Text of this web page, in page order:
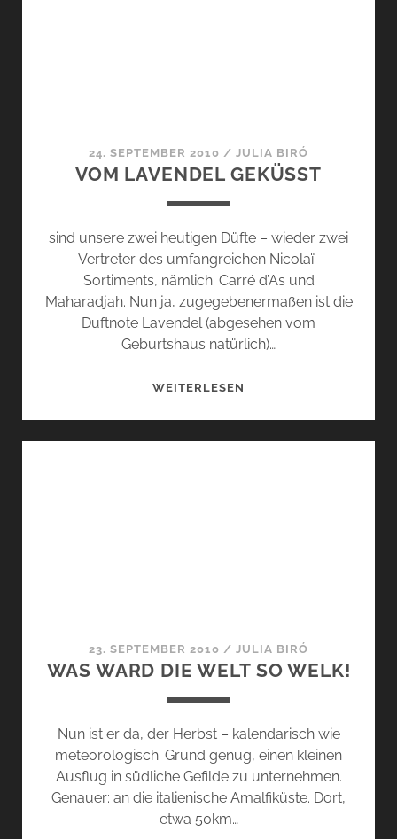
24. SEPTEMBER 2010 / JULIA BIRÓ
VOM LAVENDEL GEKÜSST
sind unsere zwei heutigen Düfte – wieder zwei
Vertreter des umfangreichen Nicolaï-
Sortiments, nämlich: Carré d’As und
Maharadjah. Nun ja, zugegebenermaßen ist die
Duftnote Lavendel (abgesehen vom
Geburtshaus natürlich)…
WEITERLESEN
23. SEPTEMBER 2010 / JULIA BIRÓ
WAS WARD DIE WELT SO WELK!
Nun ist er da, der Herbst – kalendarisch wie
meteorologisch. Grund genug, einen kleinen
Ausflug in südliche Gefilde zu unternehmen.
Genauer: an die italienische Amalfiküste. Dort,
etwa 50km…